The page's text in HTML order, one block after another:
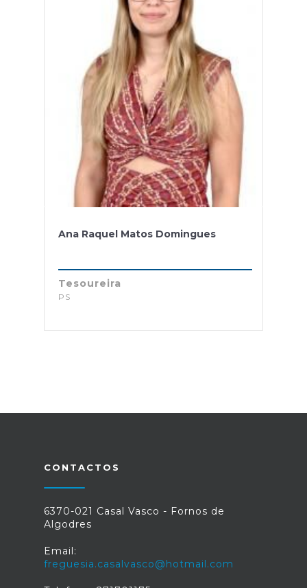
Ana Raquel Matos Domingues
Tesoureira
PS
CONTACTOS
6370-021 Casal Vasco - Fornos de
Algodres
Email:
freguesia.casalvasco@hotmail.com